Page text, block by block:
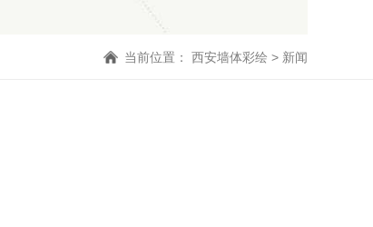
当前位置： 西安墙体彩绘 > 新闻